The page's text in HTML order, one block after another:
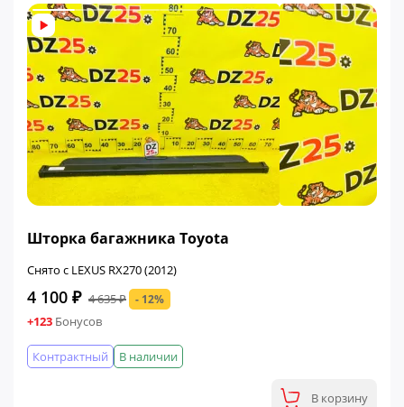
Шторка багажника Toyota
Снято с LEXUS RX270 (2012)
4 100 ₽ 4 635 ₽ - 12%
+123 Бонусов
В наличии
Контрактный
В корзину